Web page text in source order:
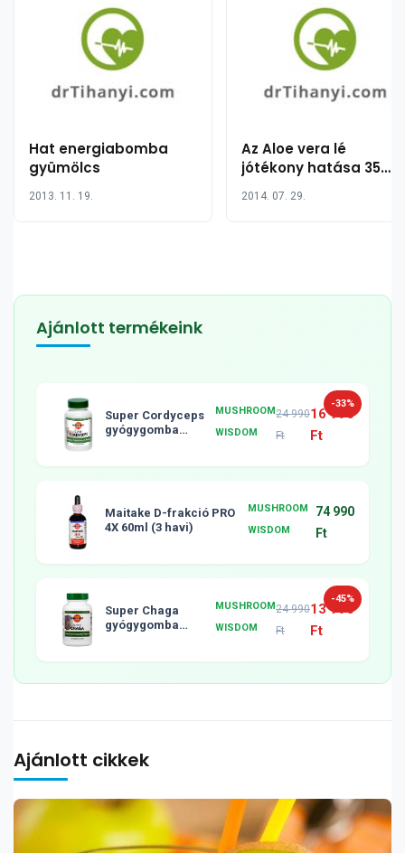
Hat energiabomba
gyümölcs
2013. 11. 19.
Az Aloe vera lé
jótékony hatása 35
2014. 07. 29.
Ajánlott termékeink
-33%
Super Cordyceps
gyógygomba
MUSHROOM
WISDOM
24 990
Ft
16 990
Ft
Maitake D-frakció PRO
4X 60ml (3 havi)
MUSHROOM
WISDOM
74 990
Ft
-45%
Super Chaga
gyógygomba
MUSHROOM
WISDOM
24 990
Ft
13 990
Ft
Ajánlott cikkek